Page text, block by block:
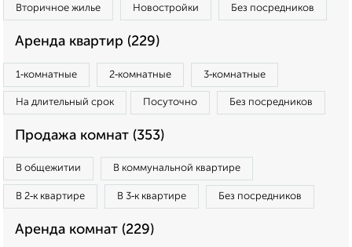
Вторичное жилье Новостройки Без посредников
Аренда квартир (229)
1‑комнатные 2‑комнатные 3‑комнатные
На длительный срок Посуточно Без посредников
Продажа комнат (353)
В общежитии В коммунальной квартире
В 2‑к квартире В 3‑к квартире Без посредников
Аренда комнат (229)